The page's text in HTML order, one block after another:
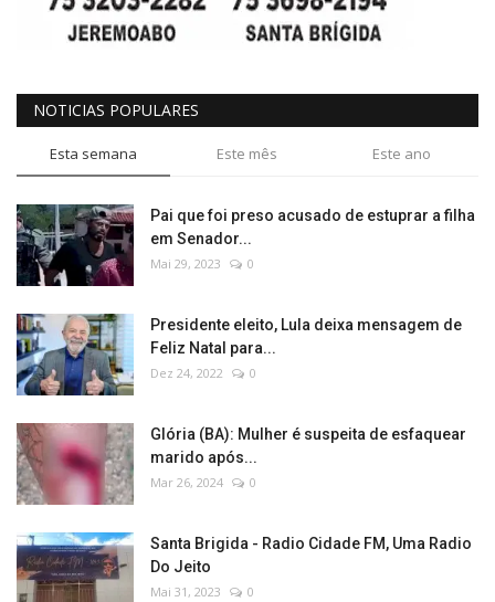
NOTICIAS POPULARES
Esta semana Este mês Este ano
Pai que foi preso acusado de estuprar a filha
em Senador...
Mai 29, 2023 0
Presidente eleito, Lula deixa mensagem de
Feliz Natal para...
Dez 24, 2022 0
Glória (BA): Mulher é suspeita de esfaquear
marido após...
Mar 26, 2024 0
Santa Brigida - Radio Cidade FM, Uma Radio
Do Jeito
Mai 31, 2023 0